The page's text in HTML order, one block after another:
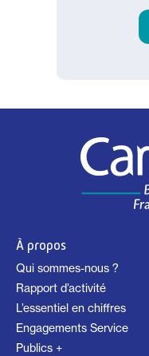
À propos
Qui sommes-nous ?
Rapport d’activité
L’essentiel en chiffres
Engagements Service
Publics +